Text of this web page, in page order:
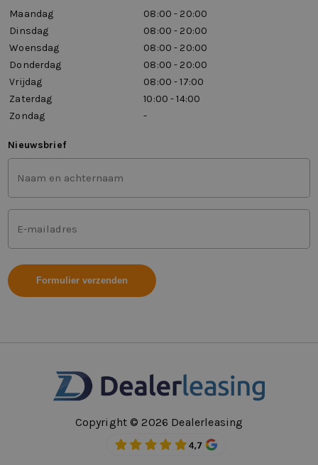
Maandag
08:00 - 20:00
Dinsdag
08:00 - 20:00
Woensdag
08:00 - 20:00
Donderdag
08:00 - 20:00
Vrijdag
08:00 - 17:00
Zaterdag
10:00 - 14:00
Zondag
-
Nieuwsbrief
Voor-
en
achternaam
(Vereist)
Mailadres
(Vereist)
Copyright © 2026 Dealerleasing